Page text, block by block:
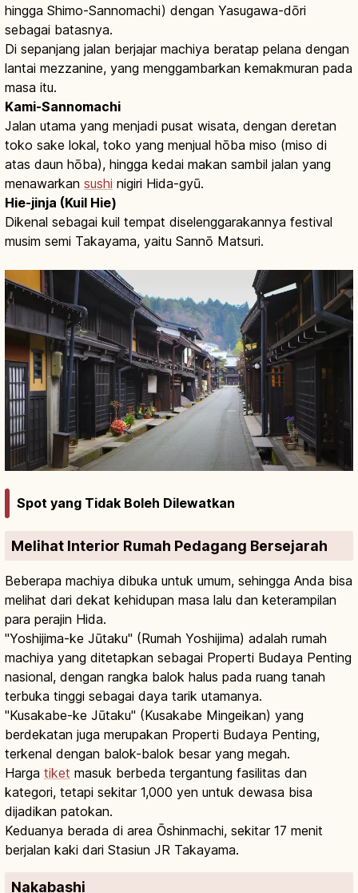
hingga Shimo-Sannomachi) dengan Yasugawa-dōri
sebagai batasnya.
Di sepanjang jalan berjajar machiya beratap pelana dengan
lantai mezzanine, yang menggambarkan kemakmuran pada
masa itu.
Kami-Sannomachi
Jalan utama yang menjadi pusat wisata, dengan deretan
toko sake lokal, toko yang menjual hōba miso (miso di
atas daun hōba), hingga kedai makan sambil jalan yang
menawarkan sushi nigiri Hida-gyū.
Hie-jinja (Kuil Hie)
Dikenal sebagai kuil tempat diselenggarakannya festival
musim semi Takayama, yaitu Sannō Matsuri.
Spot yang Tidak Boleh Dilewatkan
Melihat Interior Rumah Pedagang Bersejarah
Beberapa machiya dibuka untuk umum, sehingga Anda bisa
melihat dari dekat kehidupan masa lalu dan keterampilan
para perajin Hida.
"Yoshijima-ke Jūtaku" (Rumah Yoshijima) adalah rumah
machiya yang ditetapkan sebagai Properti Budaya Penting
nasional, dengan rangka balok halus pada ruang tanah
terbuka tinggi sebagai daya tarik utamanya.
"Kusakabe-ke Jūtaku" (Kusakabe Mingeikan) yang
berdekatan juga merupakan Properti Budaya Penting,
terkenal dengan balok-balok besar yang megah.
Harga tiket masuk berbeda tergantung fasilitas dan
kategori, tetapi sekitar 1,000 yen untuk dewasa bisa
dijadikan patokan.
Keduanya berada di area Ōshinmachi, sekitar 17 menit
berjalan kaki dari Stasiun JR Takayama.
Nakabashi